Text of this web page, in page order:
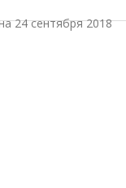
24 сентября 2018